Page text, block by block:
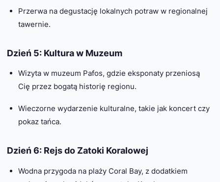
Przerwa na degustację lokalnych potraw w regionalnej
tawernie.
Dzień 5: Kultura w Muzeum
Wizyta w muzeum Pafos, gdzie eksponaty przeniosą
Cię przez bogatą historię regionu.
Wieczorne wydarzenie kulturalne, takie jak koncert czy
pokaz tańca.
Dzień 6: Rejs do Zatoki Koralowej
Wodna przygoda na plaży Coral Bay, z dodatkiem